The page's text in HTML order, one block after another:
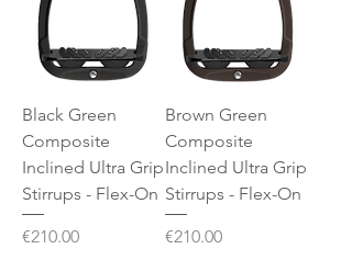
Black Green
Composite
Inclined Ultra Grip
Stirrups - Flex-On
Price
€210.00
Brown Green
Composite
Inclined Ultra Grip
Stirrups - Flex-On
Price
€210.00